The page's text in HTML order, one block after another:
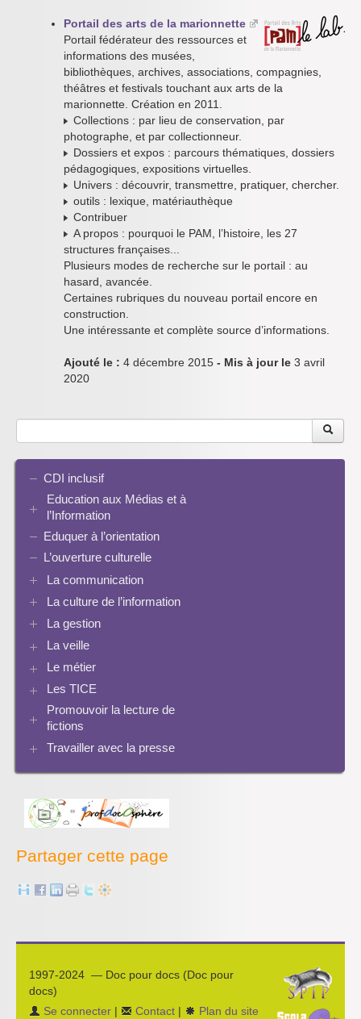
Portail des arts de la marionnette
Portail fédérateur des ressources et
informations des musées,
bibliothèques, archives, associations, compagnies,
théâtres et festivals touchant aux arts de la
marionnette. Création en 2011.
Collections : par lieu de conservation, par
photographe, et par collectionneur.
Dossiers et expos : parcours thématiques, dossiers
pédagogiques, expositions virtuelles.
Univers : découvrir, transmettre, pratiquer, chercher.
outils : lexique, matériauthèque
Contribuer
A propos : pourquoi le PAM, l’histoire, les 27
structures françaises...
Plusieurs modes de recherche sur le portail : au
hasard, avancée.
Certaines rubriques du nouveau portail encore en
construction.
Une intéressante et complète source d’informations.
Ajouté le : 4 décembre 2015 - Mis à jour le 3 avril
2020
CDI inclusif
Education aux Médias et à
l’Information
EMI et translittératie
La culture de la participation
Identité / Présence numérique / Traces
Informatique, algorithmes et réalité augmentée
Enseigner Google
Ressources pour penser une didactique
Eduquer à l’orientation
L’ouverture culturelle
La communication
Plaquettes de communication
Présence numérique du CDI
La culture de l’information
Ressources pour penser une didactique
La recherche documentaire
Progression info-documentaire
Evaluation de l’information et bibliographie
Séquences à télécharger
La gestion
Les logiciels documentaires
Bcdi esidoc
La veille
Netvibes
Scoop.it
Le métier
Perspective historique
Pratiques
Les TICE
Archives Audiovisuel et Tice
Promouvoir la lecture de
fictions
Bibliographies
Travailler avec la presse
Enseigner la presse écrite
L’économie des médias
Partager cette page
1997-2024 — Doc pour docs (Doc pour
docs)
Se connecter | Contact | Plan du site